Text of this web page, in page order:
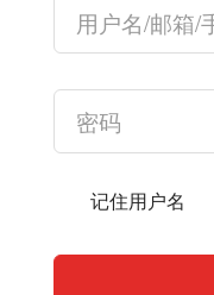
记住用户名